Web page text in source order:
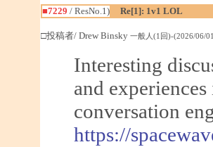
■7229 / ResNo.1) Re[1]: 1v1 LOL
□投稿者/ Drew Binsky 一般人(1回)-(2026/06/
Interesting
and
conversation
https://